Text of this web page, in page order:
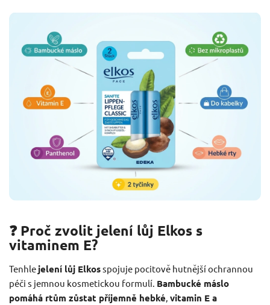
❓ Proč zvolit jelení lůj Elkos s
vitaminem E?
Tenhlejelení lůj Elkosspojuje pocitově hutnější ochrannou
péči s jemnou kosmetickou formulí. Bambucké máslo
pomáhá rtům zůstat příjemně hebké, vitamin E a